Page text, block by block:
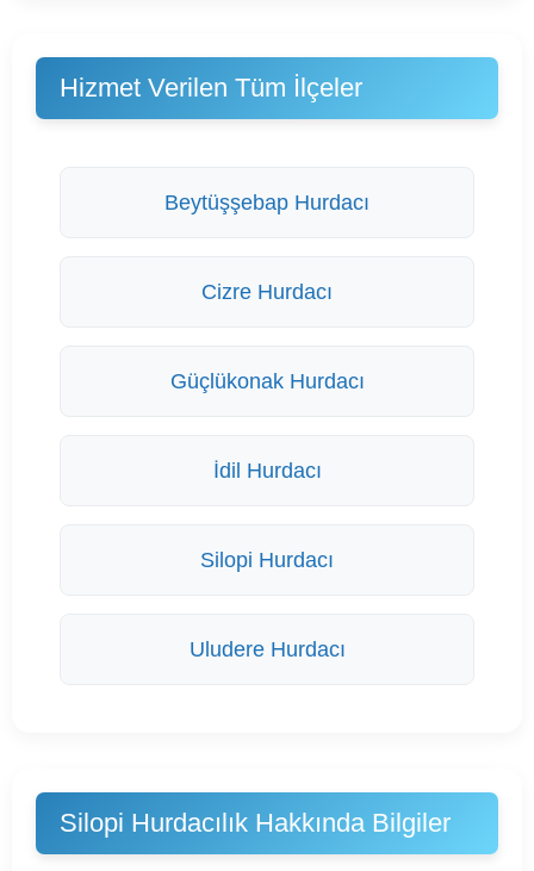
Hizmet Verilen Tüm İlçeler
Beytüşşebap Hurdacı
Cizre Hurdacı
Güçlükonak Hurdacı
İdil Hurdacı
Silopi Hurdacı
Uludere Hurdacı
Silopi Hurdacılık Hakkında Bilgiler